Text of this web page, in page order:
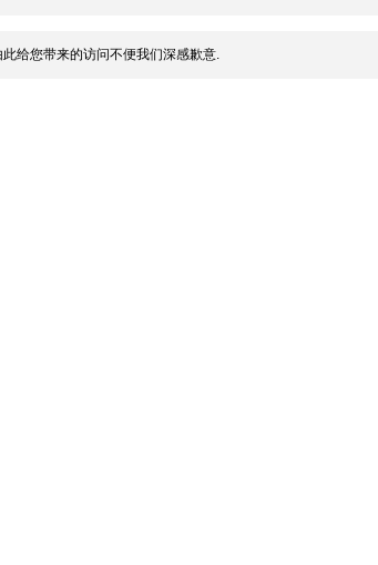
给您带来的访问不便我们深感歉意.